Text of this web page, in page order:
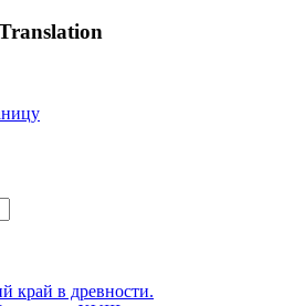
край в древности.